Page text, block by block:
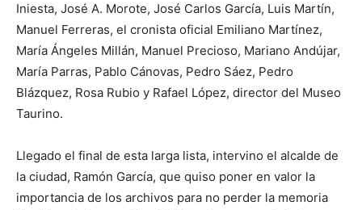
Iniesta, José A. Morote, José Carlos García, Luis Martín,
Manuel Ferreras, el cronista oficial Emiliano Martínez,
María Ángeles Millán, Manuel Precioso, Mariano Andújar,
María Parras, Pablo Cánovas, Pedro Sáez, Pedro
Blázquez, Rosa Rubio y Rafael López, director del Museo
Taurino.
Llegado el final de esta larga lista, intervino el alcalde de
la ciudad, Ramón García, que quiso poner en valor la
importancia de los archivos para no perder la memoria